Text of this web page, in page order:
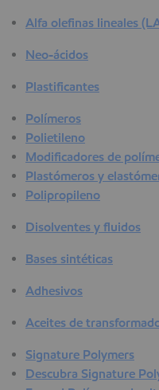
Alfa olefinas lineales
Neo-ácidos
Plastificantes
Polímeros
Polietileno
Modificadores de
Plastómeros y
Polipropileno
Disolventes y fluidos
Bases sintéticas
Adhesivos
Aceites de
Signature Polymers
Descubra Signature